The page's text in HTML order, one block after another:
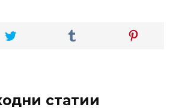
статии